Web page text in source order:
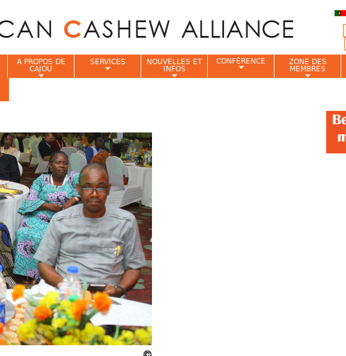
A PROPOS DE
CAJOU
SERVICES
NOUVELLES ET
INFOS
CONFÉRENCE
ZONE DES
MEMBRES